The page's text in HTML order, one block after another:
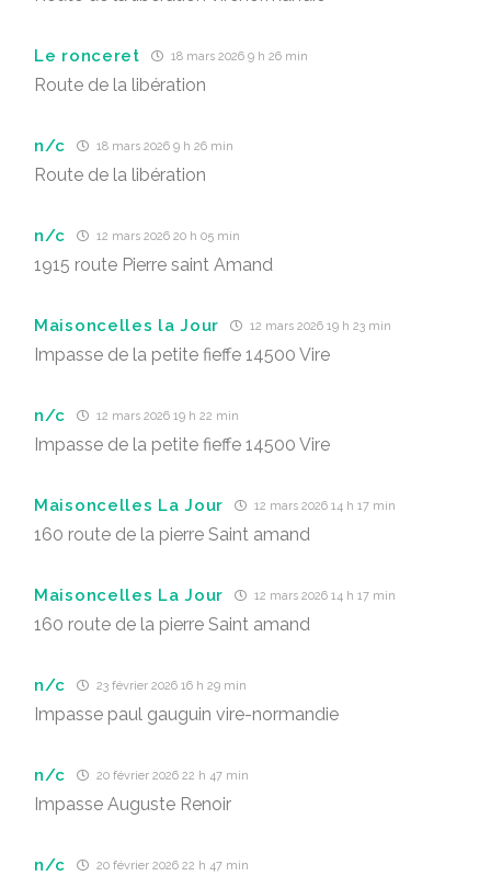
Le ronceret 18 mars 2026 9 h 26 min
Route de la libération
n/c 18 mars 2026 9 h 26 min
Route de la libération
n/c 12 mars 2026 20 h 05 min
1915 route Pierre saint Amand
Maisoncelles la Jour 12 mars 2026 19 h 23 min
Impasse de la petite fieffe 14500 Vire
n/c 12 mars 2026 19 h 22 min
Impasse de la petite fieffe 14500 Vire
Maisoncelles La Jour 12 mars 2026 14 h 17 min
160 route de la pierre Saint amand
Maisoncelles La Jour 12 mars 2026 14 h 17 min
160 route de la pierre Saint amand
n/c 23 février 2026 16 h 29 min
Impasse paul gauguin vire-normandie
n/c 20 février 2026 22 h 47 min
Impasse Auguste Renoir
n/c 20 février 2026 22 h 47 min